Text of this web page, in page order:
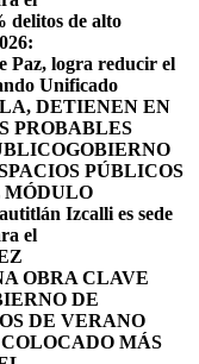
delitos de alto
Paz, logra reducir el
Unificado
​DETIENEN EN
PROBABLES
GOBIERNO
PÚBLICOS
MÓDULO
Izcalli es sede
el
OBRA CLAVE
DE
DE VERANO
MÁS